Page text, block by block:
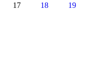
17 18 19